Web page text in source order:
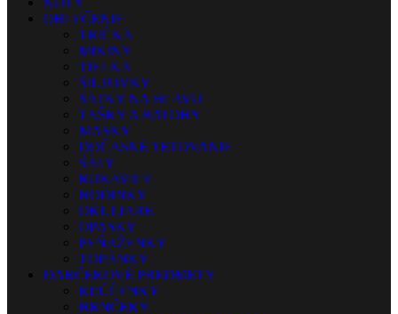
OBLEČENIE
TRIČKÁ
MIKINY
TIELKA
ŠILTOVKY
ŠATKY NA HLAVU
TAŠKY A BATOHY
MASKY
DOČASNÉ TETOVANIE
ŠÁLY
RUKAVICE
HODINKY
OKULIARE
OPASKY
PEŇAŽENKY
TOPÁNKY
DARČEKOVÉ PREDMETY
KĽÚČENKY
HRNČEKY